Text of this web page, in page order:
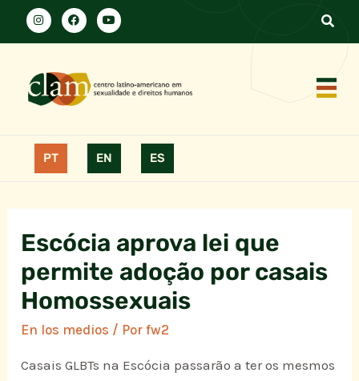
PT EN ES
Escócia aprova lei que
permite adoção por casais
Homossexuais
En los medios / Porfw2
Casais GLBTs na Escócia passarão a ter os mesmos